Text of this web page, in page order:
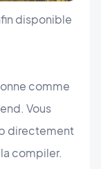
disponible
comme
Vous
directement
compiler.